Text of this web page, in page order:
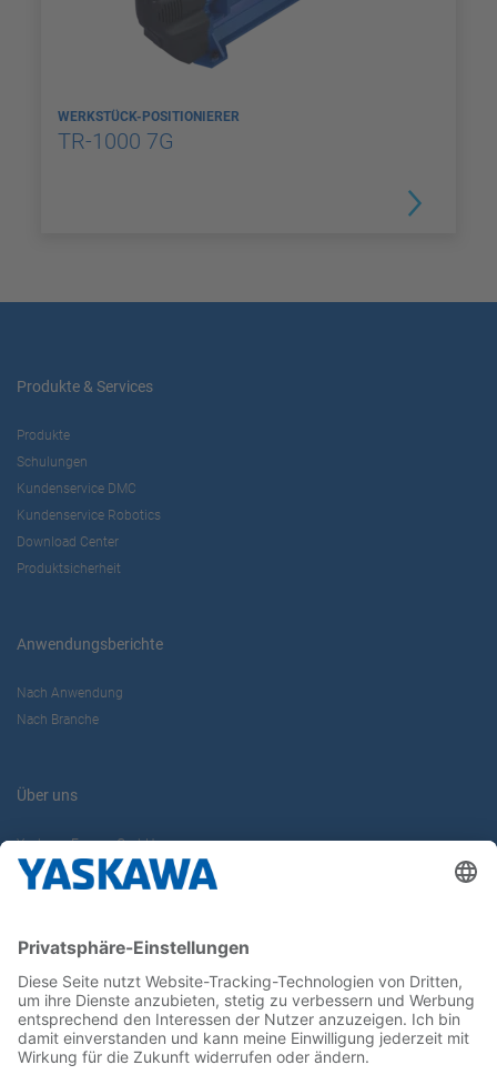
WERKSTÜCK-POSITIONIERER
TR-1000 7G
Produkte & Services
Produkte
Schulungen
Kundenservice DMC
Kundenservice Robotics
Download Center
Produktsicherheit
Anwendungsberichte
Nach Anwendung
Nach Branche
Über uns
Yaskawa Europe GmbH
Karriere
Newsletter